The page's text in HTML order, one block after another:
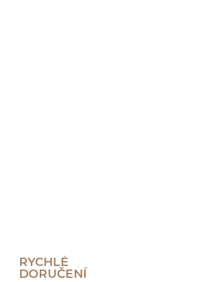
rezavém odstínu – ručně
i drobné pochoutky.
RYCHLÉ
DORUČENÍ